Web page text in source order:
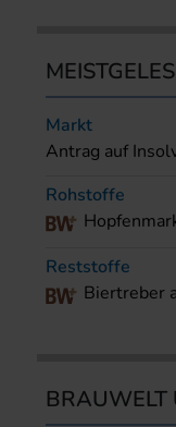
Markt
Antrag auf
Rohstoffe
Reststoffe
Biertreber
BRAUWELT